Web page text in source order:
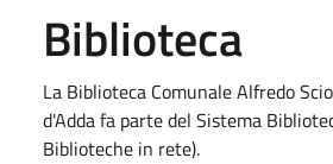
Biblioteca
La Biblioteca Comunale Alfredo
d'Adda fa parte del Sistema
Biblioteche in rete).